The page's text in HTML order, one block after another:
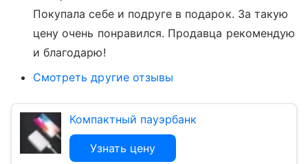
Покупала себе и подруге в подарок. За такую
цену очень понравился. Продавца рекомендую
и благодарю!
Смотреть другие отзывы
Компактный пауэрбанк
Узнать цену